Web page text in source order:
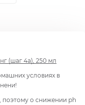
(шаг 4а), 250 мл
условиях в
поэтому о снижении ph